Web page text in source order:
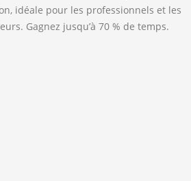
idéale pour les professionnels et les
Gagnez jusqu’à 70 % de temps.